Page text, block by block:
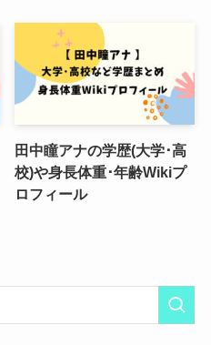
田中瞳アナの学歴(大学･高
校)や身長体重･年齢Wikiプ
ロフィール